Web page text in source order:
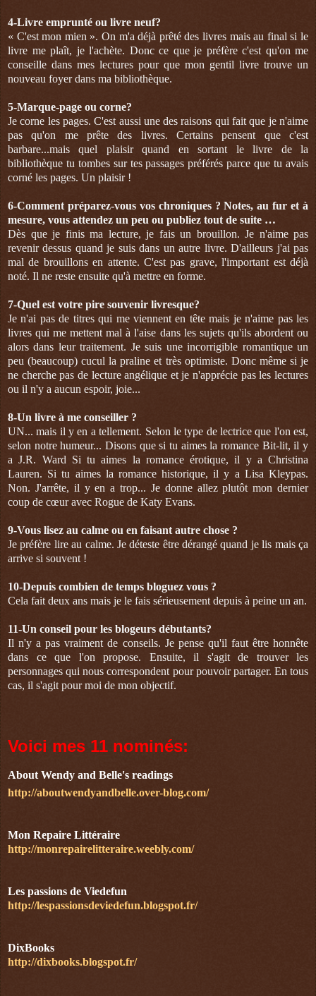
4-Livre emprunté ou livre neuf?
« C'est mon mien ». On m'a déjà prêté des livres mais au final si le
livre me plaît, je l'achète. Donc ce que je préfère c'est qu'on me
conseille dans mes lectures pour que mon gentil livre trouve un
nouveau foyer dans ma bibliothèque.
5-Marque-page ou corne?
Je corne les pages. C'est aussi une des raisons qui fait que je n'aime
pas qu'on me prête des livres. Certains pensent que c'est
barbare...mais quel plaisir quand en sortant le livre de la
bibliothèque tu tombes sur tes passages préférés parce que tu avais
corné les pages. Un plaisir !
6-Comment préparez-vous vos chroniques ? Notes, au fur et à
mesure, vous attendez un peu ou publiez tout de suite …
Dès que je finis ma lecture, je fais un brouillon. Je n'aime pas
revenir dessus quand je suis dans un autre livre. D'ailleurs j'ai pas
mal de brouillons en attente. C'est pas grave, l'important est déjà
noté. Il ne reste ensuite qu'à mettre en forme.
7-Quel est votre pire souvenir livresque?
Je n'ai pas de titres qui me viennent en tête mais je n'aime pas les
livres qui me mettent mal à l'aise dans les sujets qu'ils abordent ou
alors dans leur traitement. Je suis une incorrigible romantique un
peu (beaucoup) cucul la praline et très optimiste. Donc même si je
ne cherche pas de lecture angélique et je n'apprécie pas les lectures
ou il n'y a aucun espoir, joie...
8-Un livre à me conseiller ?
UN... mais il y en a tellement. Selon le type de lectrice que l'on est,
selon notre humeur... Disons que si tu aimes la romance Bit-lit, il y
a J.R. Ward Si tu aimes la romance érotique, il y a Christina
Lauren. Si tu aimes la romance historique, il y a Lisa Kleypas.
Non. J'arrête, il y en a trop... Je donne allez plutôt mon dernier
coup de cœur avec Rogue de Katy Evans.
9-Vous lisez au calme ou en faisant autre chose ?
Je préfère lire au calme. Je déteste être dérangé quand je lis mais ça
arrive si souvent !
10-Depuis combien de temps bloguez vous ?
Cela fait deux ans mais je le fais sérieusement depuis à peine un an.
11-Un conseil pour les blogeurs débutants?
Il n'y a pas vraiment de conseils. Je pense qu'il faut être honnête
dans ce que l'on propose. Ensuite, il s'agit de trouver les
personnages qui nous correspondent pour pouvoir partager. En tous
cas, il s'agit pour moi de mon objectif.
Voici mes 11 nominés:
About Wendy and Belle's readings
http://aboutwendyandbelle.over-blog.com/
Mon Repaire Littéraire
http://monrepairelitteraire.weebly.com/
Les passions de Viedefun
http://lespassionsdeviedefun.blogspot.fr/
DixBooks
http://dixbooks.blogspot.fr/